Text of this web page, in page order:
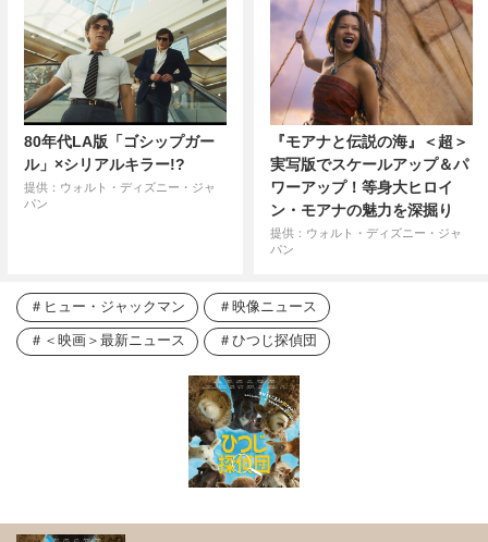
80年代LA版「ゴシップガー
ル」×シリアルキラー!?
提供：ウォルト・ディズニー・ジャ
パン
『モアナと伝説の海』＜超＞
実写版でスケールアップ＆パ
ワーアップ！等身大ヒロイ
ン・モアナの魅力を深掘り
提供：ウォルト・ディズニー・ジャ
パン
ヒュー・ジャックマン 映像ニュース
＜映画＞最新ニュース ひつじ探偵団